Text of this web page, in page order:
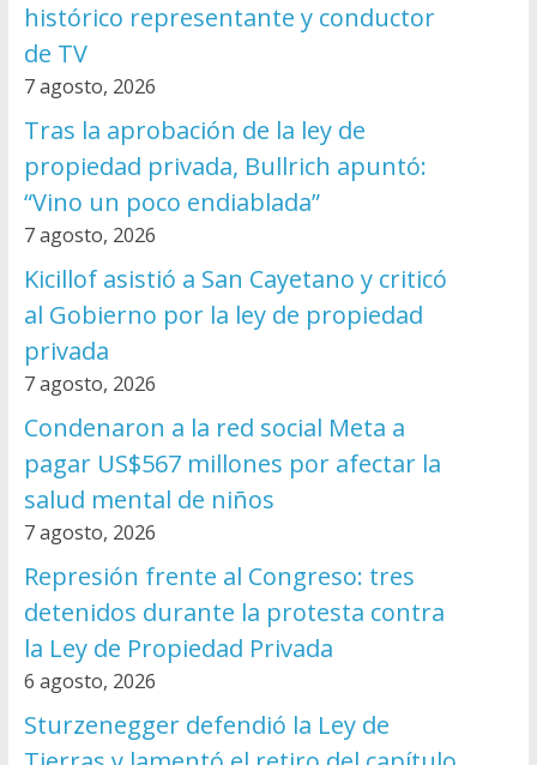
histórico representante y conductor
de TV
7 agosto, 2026
Tras la aprobación de la ley de
propiedad privada, Bullrich apuntó:
“Vino un poco endiablada”
7 agosto, 2026
Kicillof asistió a San Cayetano y criticó
al Gobierno por la ley de propiedad
privada
7 agosto, 2026
Condenaron a la red social Meta a
pagar US$567 millones por afectar la
salud mental de niños
7 agosto, 2026
Represión frente al Congreso: tres
detenidos durante la protesta contra
la Ley de Propiedad Privada
6 agosto, 2026
Sturzenegger defendió la Ley de